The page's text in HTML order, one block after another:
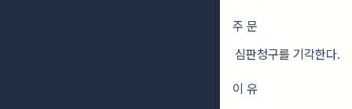
주 문
심판청구를 기각한다.
이 유